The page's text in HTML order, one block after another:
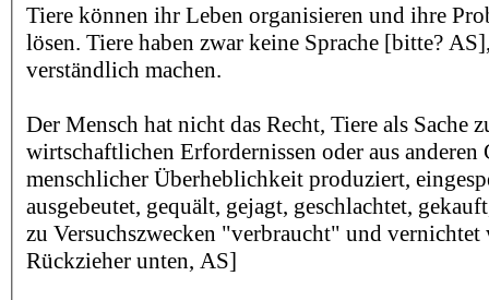
Tiere können ihr Leben organisieren und ihre
lösen. Tiere haben zwar keine Sprache [bitte?
verständlich machen.
Der Mensch hat nicht das Recht, Tiere als Sache
wirtschaftlichen Erfordernissen oder aus
menschlicher Überheblichkeit produziert,
ausgebeutet, gequält, gejagt, geschlachtet,
zu Versuchszwecken "verbraucht" und vernichtet
Rückzieher unten, AS]